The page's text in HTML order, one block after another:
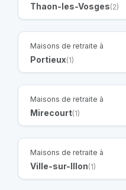
Thaon-les-Vosges(2)
Maisons de retraite à
Portieux(1)
Maisons de retraite à
Mirecourt(1)
Maisons de retraite à
Ville-sur-Illon(1)